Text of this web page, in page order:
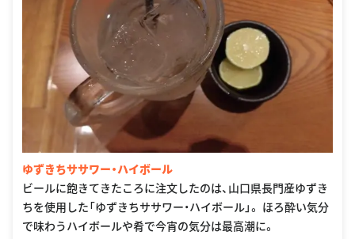
ゆずきちササワー・ハイボール
ビールに飽きてきたころに注文したのは、山口県長門産ゆずき
ちを使用した「ゆずきちササワー・ハイボール」。 ほろ酔い気分
で味わうハイボールや肴で今宵の気分は最高潮に。